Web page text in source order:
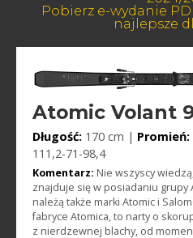
Pobierz e-wydanie
najlepsze
Atomic Volant
Długość: 170 cm | Promień:
111,2-71-98,4
Komentarz: Nie wszyscy
znajduje się w posiadaniu grupy
należą także marki Atomic i
fabryce Atomica, to narty o
z nierdzewnej blachy, od